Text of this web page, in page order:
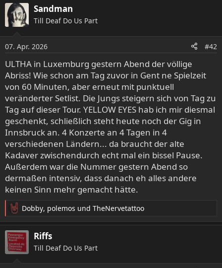
Sandman
Till Deaf Do Us Part
07. Apr. 2026 #42
ULTHA in Luxemburg gestern Abend der völlige
Abriss! Wie schon am Tag zuvor in Gent ne Spielzeit
von 60 Minuten, aber erneut mit punktuell
veränderter Setlist. Die Jungs steigern sich von Tag zu
Tag auf dieser Tour. YELLOW EYES hab ich mir diesmal
geschenkt, schließlich steht heute noch der Gig in
Innsbruck an. 4 Konzerte an 4 Tagen in 4
verschiedenen Ländern... da braucht der alte
Kadaver zwischendurch echt mal ein bissel Pause.
Außerdem war die Nummer gestern Abend so
dermaßen intensiv, dass danach eh alles andere
keinen Sinn mehr gemacht hätte.
R
e
a
k
t
Dobby, polemos und TheNervetattoo
Riffs
Till Deaf Do Us Part